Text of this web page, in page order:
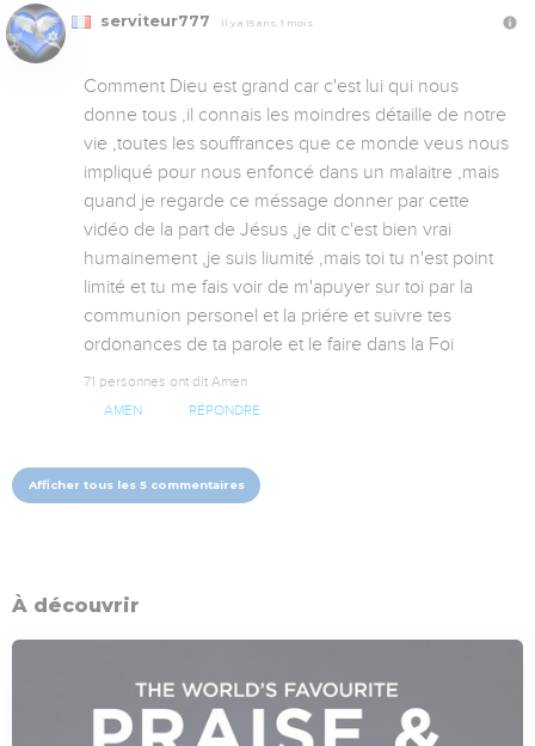
serviteur777 Il y a 15 ans, 1 mois
Comment Dieu est grand car c'est lui qui nous
donne tous ,il connais les moindres détaille de notre
vie ,toutes les souffrances que ce monde veus nous
impliqué pour nous enfoncé dans un malaitre ,mais
quand je regarde ce méssage donner par cette
vidéo de la part de Jésus ,je dit c'est bien vrai
humainement ,je suis liumité ,mais toi tu n'est point
limité et tu me fais voir de m'apuyer sur toi par la
communion personel et la priére et suivre tes
ordonances de ta parole et le faire dans la Foi
71 personnes ont dit Amen
AMEN RÉPONDRE
Afficher tous les 5 commentaires
À découvrir